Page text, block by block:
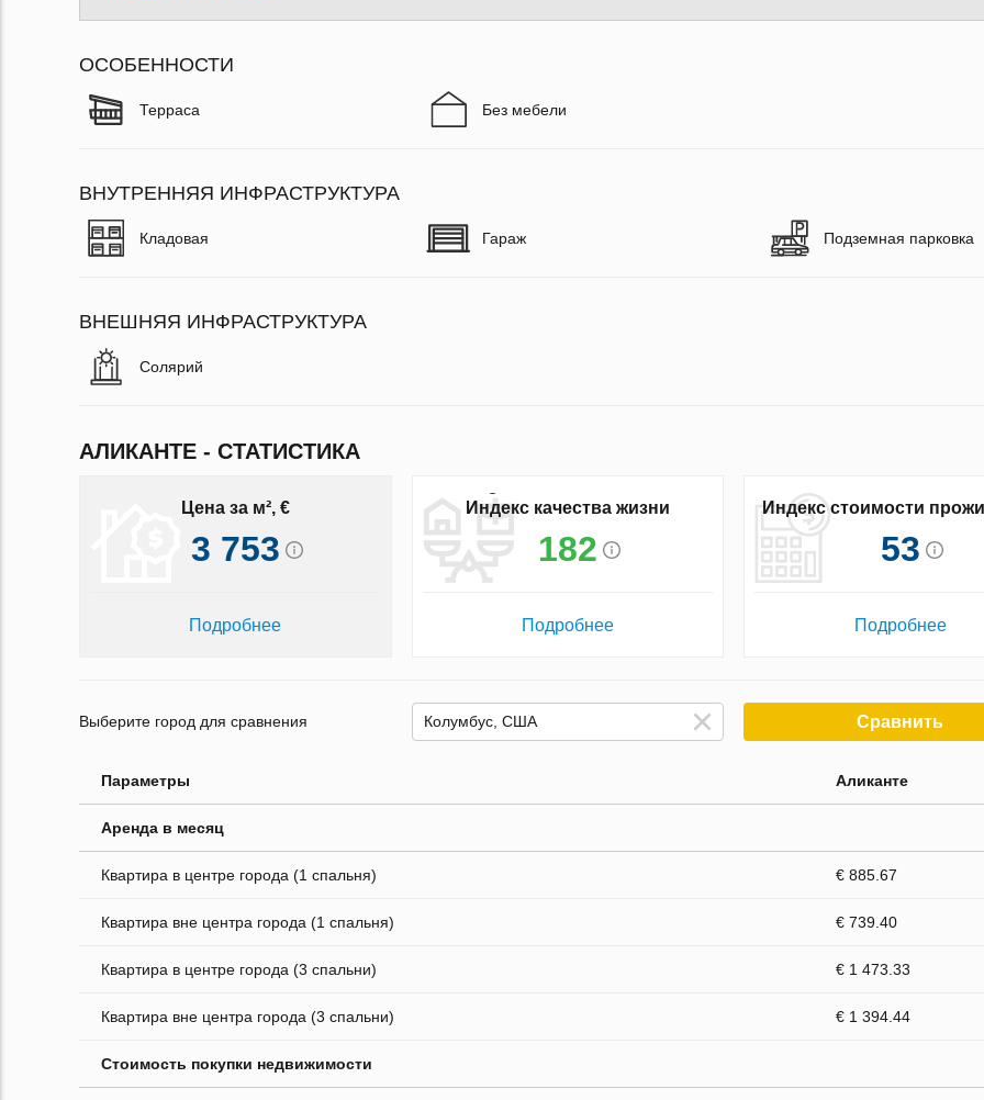
ОСОБЕННОСТИ
Терраса Без мебели
ВНУТРЕННЯЯ ИНФРАСТРУКТУРА
Кладовая Гараж Подземная парковка
ВНЕШНЯЯ ИНФРАСТРУКТУРА
Солярий
АЛИКАНТЕ - СТАТИСТИКА
Цена за м², €
3 753
Подробнее
Индекс качества жизни
182
Подробнее
Индекс стоимости
53
Подробнее
Выберите город для сравнения Сравнить
Параметры Аликанте
Аренда в месяц
Квартира в центре города (1 спальня) € 885.67
Квартира вне центра города (1 спальня) € 739.40
Квартира в центре города (3 спальни) € 1 473.33
Квартира вне центра города (3 спальни) € 1 394.44
Стоимость покупки недвижимости